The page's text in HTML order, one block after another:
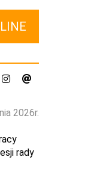
2026r.
rady